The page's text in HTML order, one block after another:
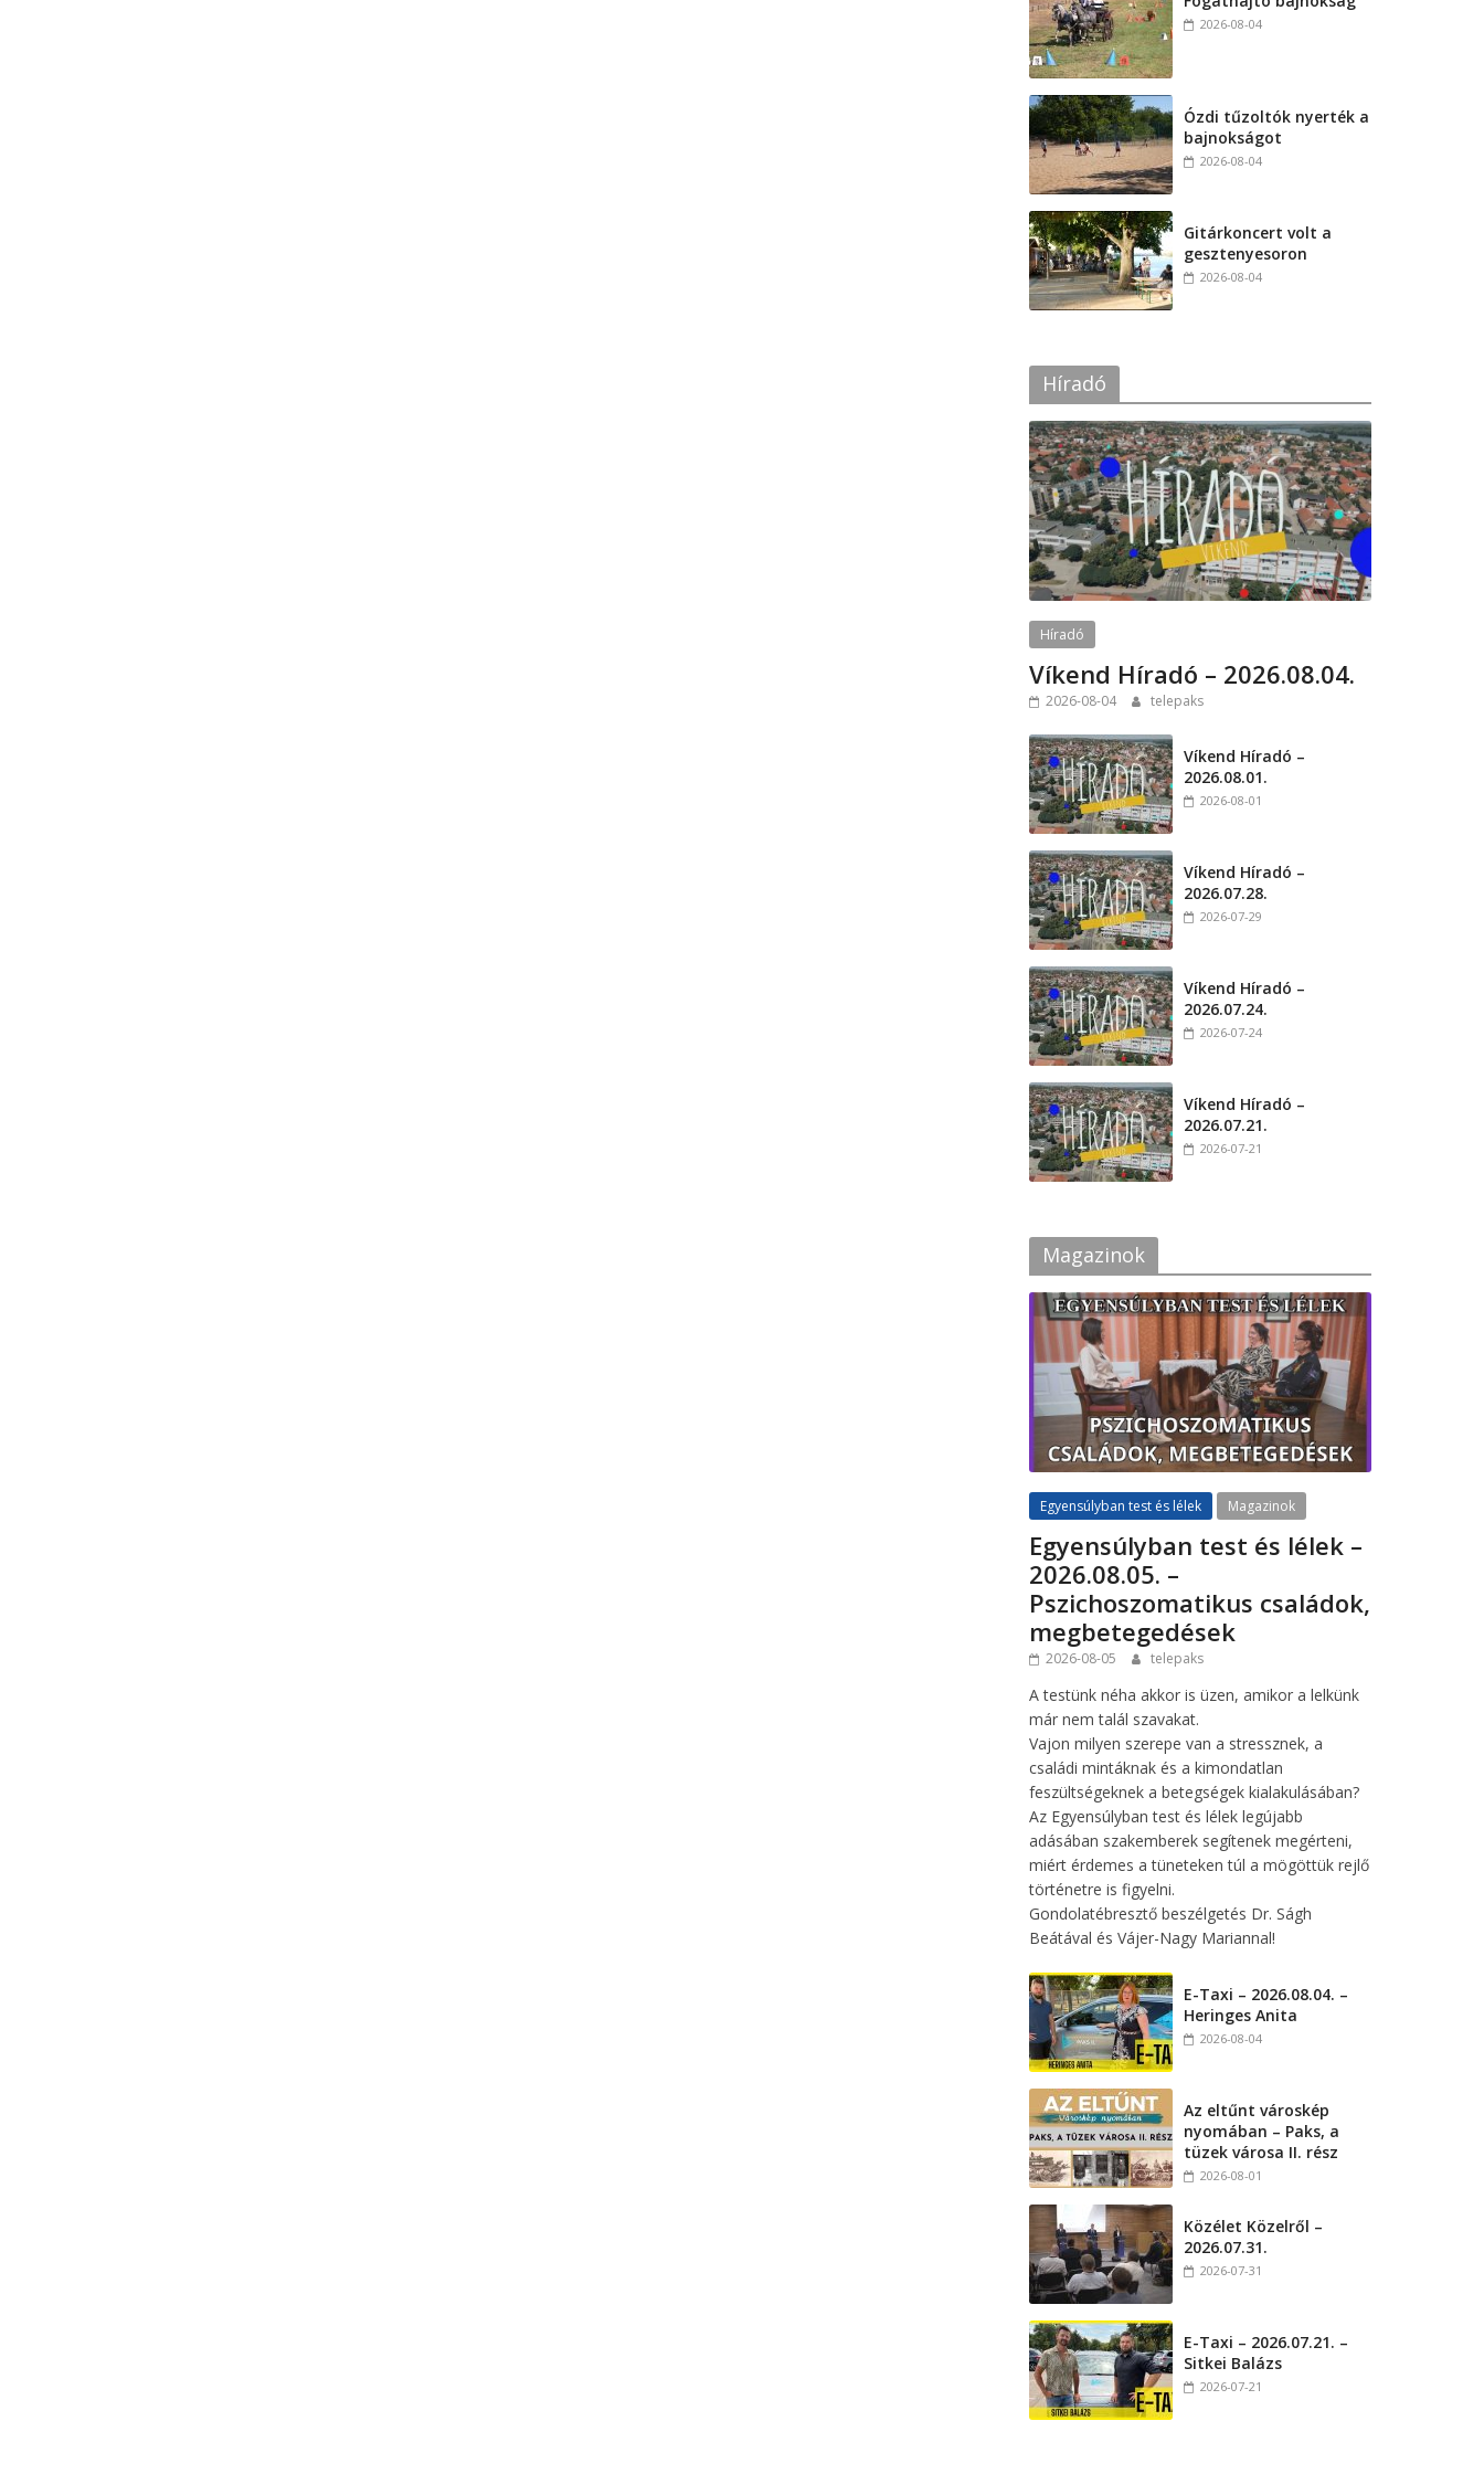
2026-08-04
Ózdi tűzoltók nyerték a
bajnokságot
2026-08-04
Gitárkoncert volt a
gesztenyesoron
2026-08-04
Híradó
Híradó
Víkend Híradó – 2026.08.04.
2026-08-04 telepaks
Víkend Híradó –
2026.08.01.
2026-08-01
Víkend Híradó –
2026.07.28.
2026-07-29
Víkend Híradó –
2026.07.24.
2026-07-24
Víkend Híradó –
2026.07.21.
2026-07-21
Magazinok
Egyensúlyban test és lélek Magazinok
Egyensúlyban test és lélek –
2026.08.05. –
Pszichoszomatikus családok,
megbetegedések
2026-08-05 telepaks
A testünk néha akkor is üzen, amikor a lelkünk
már nem talál szavakat.
Vajon milyen szerepe van a stressznek, a
családi mintáknak és a kimondatlan
feszültségeknek a betegségek kialakulásában?
Az Egyensúlyban test és lélek legújabb
adásában szakemberek segítenek megérteni,
miért érdemes a tüneteken túl a mögöttük rejlő
történetre is figyelni.
Gondolatébresztő beszélgetés Dr. Ságh
Beátával és Vájer-Nagy Mariannal!
E-Taxi – 2026.08.04. –
Heringes Anita
2026-08-04
Az eltűnt városkép
nyomában – Paks, a
tüzek városa II. rész
2026-08-01
Közélet Közelről –
2026.07.31.
2026-07-31
E-Taxi – 2026.07.21. –
Sitkei Balázs
2026-07-21